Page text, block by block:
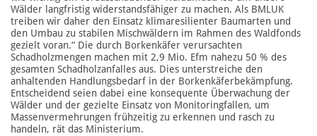
Wälder langfristig widerstandsfähiger zu machen. Als BMLUK
treiben wir daher den Einsatz klimaresilienter Baumarten und
den Umbau zu stabilen Mischwäldern im Rahmen des Waldfonds
gezielt voran.“ Die durch Borkenkäfer verursachten
Schadholzmengen machen mit 2,9 Mio. Efm nahezu 50 % des
gesamten Schadholzanfalles aus. Dies unterstreiche den
anhaltenden Handlungsbedarf in der Borkenkäferbekämpfung.
Entscheidend seien dabei eine konsequente Überwachung der
Wälder und der gezielte Einsatz von Monitoringfallen, um
Massenvermehrungen frühzeitig zu erkennen und rasch zu
handeln, rät das Ministerium.